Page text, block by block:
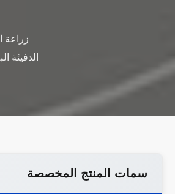
الدفيئة
سمات المنتج المخصصة